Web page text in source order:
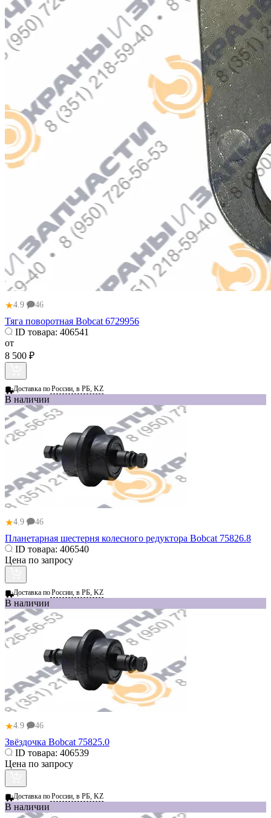
★4.9 46
Тяга поворотная Bobcat 6729956
ID товара: 406541
от
8 500 ₽
Доставка поРоссии, в РБ, KZ
В наличии
★4.9 46
Планетарная шестерня колесного редуктора Bobcat 75826.8
ID товара: 406540
Цена по запросу
Доставка поРоссии, в РБ, KZ
В наличии
★4.9 46
Звёздочка Bobcat 75825.0
ID товара: 406539
Цена по запросу
Доставка поРоссии, в РБ, KZ
В наличии